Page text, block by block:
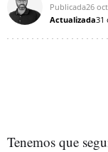
Publicada26
Actualizada31
Tenemos que